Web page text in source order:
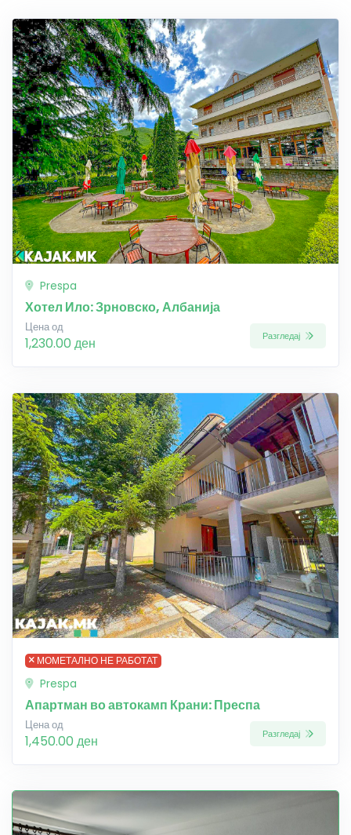
Prespa
Хотел Ило: Зрновско, Албанија
Цена од
1,230.00 ден Разгледај
МОМЕТАЛНО НЕ РАБОТАТ
Prespa
Апартман во автокамп Крани: Преспа
Цена од
1,450.00 ден Разгледај